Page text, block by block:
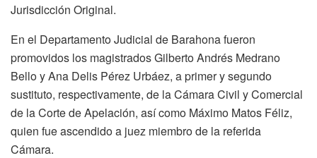
Jurisdicción Original.
En el Departamento Judicial de Barahona fueron
promovidos los magistrados Gilberto Andrés Medrano
Bello y Ana Delis Pérez Urbáez, a primer y segundo
sustituto, respectivamente, de la Cámara Civil y Comercial
de la Corte de Apelación, así como Máximo Matos Féliz,
quien fue ascendido a juez miembro de la referida
Cámara.